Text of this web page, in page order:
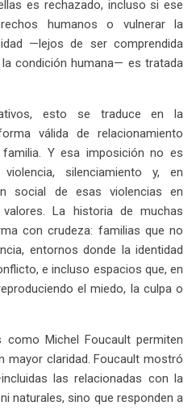
es rechazado, incluso si ese
humanos o vulnerar la
—lejos de ser comprendida
condición humana— es tratada
esto se traduce en la
válida de relacionamiento
Y esa imposición no es
silenciamiento y, en
social de esas violencias en
La historia de muchas
con crudeza: familias que no
entornos donde la identidad
e incluso espacios que, en
el miedo, la culpa o
Michel Foucault permiten
mayor claridad. Foucault mostró
las relacionadas con la
naturales, sino que responden a